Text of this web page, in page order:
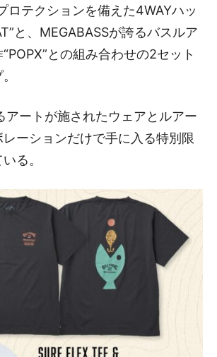
ロテクションを備えた4WAYハッ
と、MEGABASSが誇るバスルア
との組み合わせの2セット
アートが施されたウェアとルアー
ーションだけで手に入る特別限
る。